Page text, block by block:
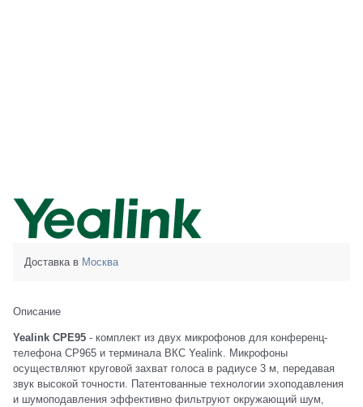
Доставка в Москва
Описание
Yealink CPE95 - комплект из двух микрофонов для конференц-
телефона CP965 и терминала ВКС Yealink. Микрофоны
осуществляют круговой захват голоса в радиусе 3 м, передавая
звук высокой точности. Патентованные технологии эхоподавления
и шумоподавления эффективно фильтруют окружающий шум,